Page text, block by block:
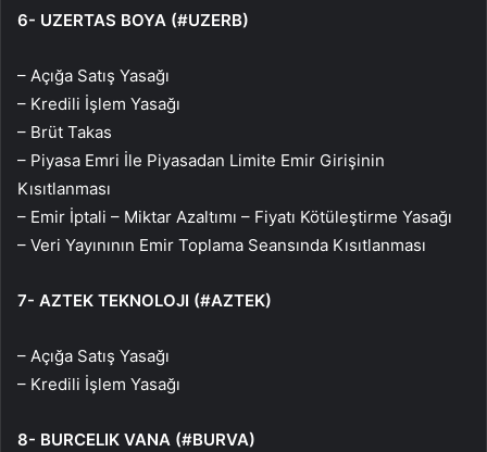
6- UZERTAS BOYA (#UZERB)
– Açığa Satış Yasağı
– Kredili İşlem Yasağı
– Brüt Takas
– Piyasa Emri İle Piyasadan Limite Emir Girişinin
Kısıtlanması
– Emir İptali – Miktar Azaltımı – Fiyatı Kötüleştirme Yasağı
– Veri Yayınının Emir Toplama Seansında Kısıtlanması
7- AZTEK TEKNOLOJI (#AZTEK)
– Açığa Satış Yasağı
– Kredili İşlem Yasağı
8- BURCELIK VANA (#BURVA)